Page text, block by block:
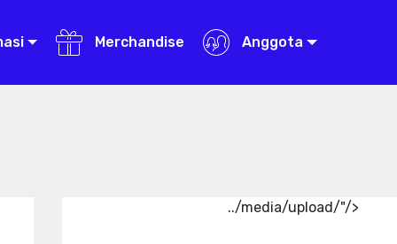
Merchandise Anggota
../media/upload/"/>